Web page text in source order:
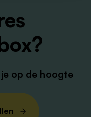
op de hoogte